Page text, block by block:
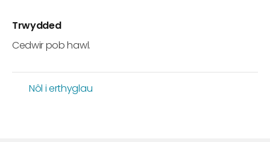
Trwydded
Cedwir pob hawl.
Nôl i erthyglau